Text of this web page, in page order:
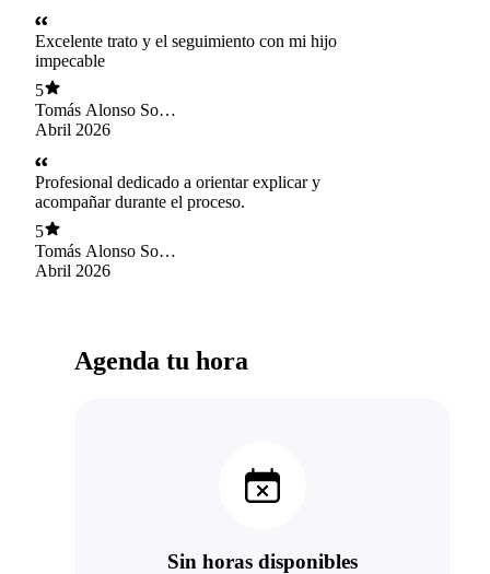
Excelente trato y el seguimiento con mi hijo
impecable
5
Tomás Alonso Soto
Pastén
Abril 2026
Profesional dedicado a orientar explicar y
acompañar durante el proceso.
5
Tomás Alonso Soto
Pastén
Abril 2026
Agenda tu hora
Sin horas disponibles